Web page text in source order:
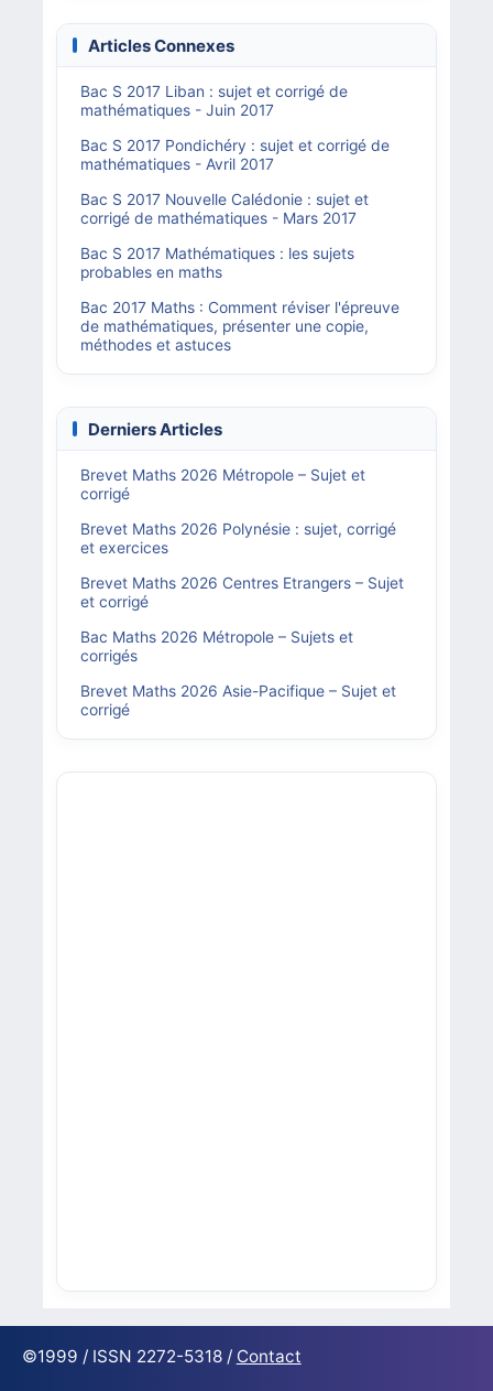
Articles Connexes
Bac S 2017 Liban : sujet et corrigé de
mathématiques - Juin 2017
Bac S 2017 Pondichéry : sujet et corrigé de
mathématiques - Avril 2017
Bac S 2017 Nouvelle Calédonie : sujet et
corrigé de mathématiques - Mars 2017
Bac S 2017 Mathématiques : les sujets
probables en maths
Bac 2017 Maths : Comment réviser l'épreuve
de mathématiques, présenter une copie,
méthodes et astuces
Derniers Articles
Brevet Maths 2026 Métropole – Sujet et
corrigé
Brevet Maths 2026 Polynésie : sujet, corrigé
et exercices
Brevet Maths 2026 Centres Etrangers – Sujet
et corrigé
Bac Maths 2026 Métropole – Sujets et
corrigés
Brevet Maths 2026 Asie-Pacifique – Sujet et
corrigé
©1999 / ISSN 2272-5318 / Contact